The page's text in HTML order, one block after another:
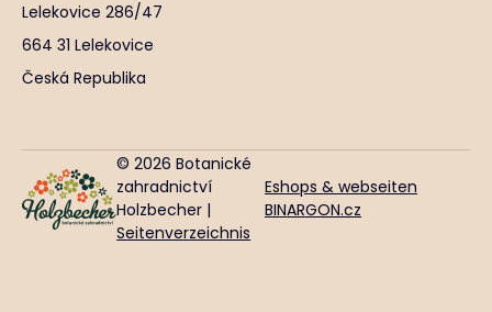
Lelekovice 286/47
664 31 Lelekovice
Česká Republika
© 2026 Botanické
zahradnictví
Holzbecher |
Seitenverzeichnis
Eshops & webseiten
BINARGON.cz